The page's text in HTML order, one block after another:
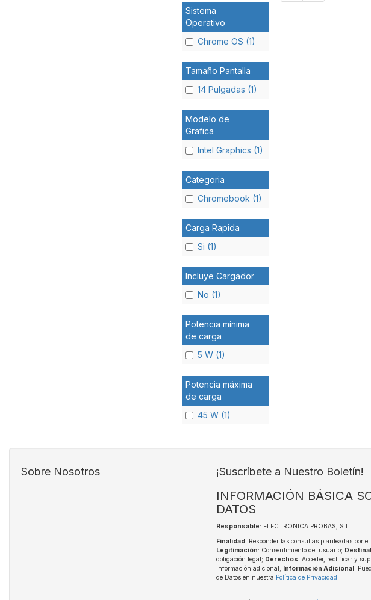
Sistema
Operativo
Chrome OS (1)
Tamaño Pantalla
14 Pulgadas (1)
Modelo de
Grafica
Intel Graphics (1)
Categoria
Chromebook (1)
Carga Rapida
Si (1)
Incluye Cargador
No (1)
Potencia mínima
de carga
5 W (1)
Potencia máxima
de carga
45 W (1)
Sobre Nosotros ¡Suscríbete a Nuestro Boletín!
INFORMACIÓN BÁSICA
DATOS
Responsable: ELECTRONICA PROBAS, S.L.
Finalidad : Responder las consultas planteadas por
Legitimación: Consentimiento del usuario;
obligación legal; Derechos: Acceder, rectificar y
información adicional;
Información Adicional :
de Datos en nuestra Política de Privacidad .